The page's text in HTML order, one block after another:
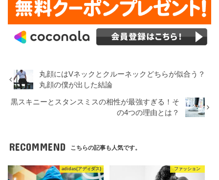
丸顔にはVネックとクルーネックどちらが似合う？
丸顔の僕が出した結論
黒スキニーとスタンスミスの相性が最強すぎる！そ
の4つの理由とは？
RECOMMEND こちらの記事も人気です。
adidas(アディダス) ファッション